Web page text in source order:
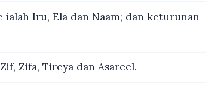
ialah Iru, Ela dan Naam; dan keturunan
Zifa, Tireya dan Asareel.